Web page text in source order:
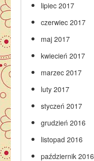
lipiec 2017
czerwiec 2017
maj 2017
kwiecień 2017
marzec 2017
luty 2017
styczeń 2017
grudzień 2016
listopad 2016
październik 2016